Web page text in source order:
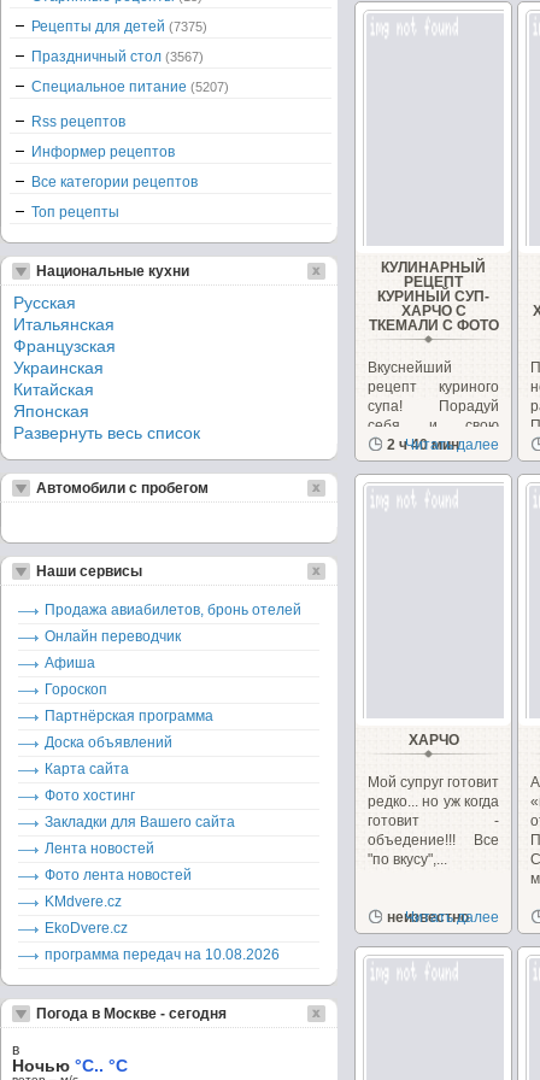
КУЛИНАРНЫЙ
РЕЦЕПТ
КУРИНЫЙ СУП-
ХАРЧО С
ТКЕМАЛИ С ФОТО
Вкуснейший
рецепт куриного
супа! Порадуй
себя и свою
семью!...
2 ч 40 мин
Читать далее
ХАРЧО
Мой супруг готовит
редко... но уж когда
готовит -
объедение!!! Все
"по вкусу",...
неизвестно
Читать далее
Рецепты для детей (7375)
Праздничный стол (3567)
Специальное питание (5207)
Rss рецептов
Информер рецептов
Все категории рецептов
Топ рецепты
Национальные кухни
Русская
Итальянская
Французская
Украинская
Китайская
Японская
Развернуть весь список
Автомобили с пробегом
Наши сервисы
Продажа авиабилетов, бронь отелей
Онлайн переводчик
Афиша
Гороскоп
Партнёрская программа
Доска объявлений
Карта сайта
Фото хостинг
Закладки для Вашего сайта
Лента новостей
Фото лента новостей
KMdvere.cz
EkoDvere.cz
программа передач на 10.08.2026
Погода в Москве - сегодня
в
Ночью °C.. °C